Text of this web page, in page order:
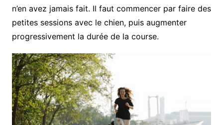
n’en avez jamais fait. Il faut commencer par faire des
petites sessions avec le chien, puis augmenter
progressivement la durée de la course.